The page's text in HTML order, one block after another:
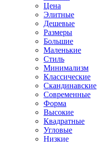
Цена
Элитные
Дешевые
Размеры
Большие
Маленькие
Стиль
Минимализм
Классические
Скандинавские
Современные
Форма
Высокие
Квадратные
Угловые
Низкие